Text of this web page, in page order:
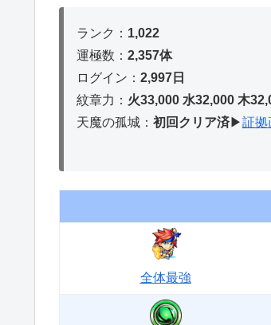
ランク： 1,022
運極数： 2,357体
ログイン： 2,997日
紋章力： 火33,000 水32,000 木32,
天魔の孤城： 初回クリア済▶︎証拠
全体最強